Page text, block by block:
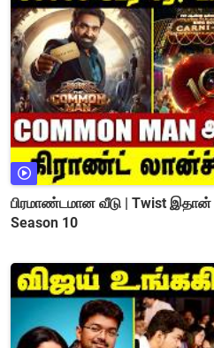
பிரமாண்டமான வீடு | Twist இதான்
Season 10